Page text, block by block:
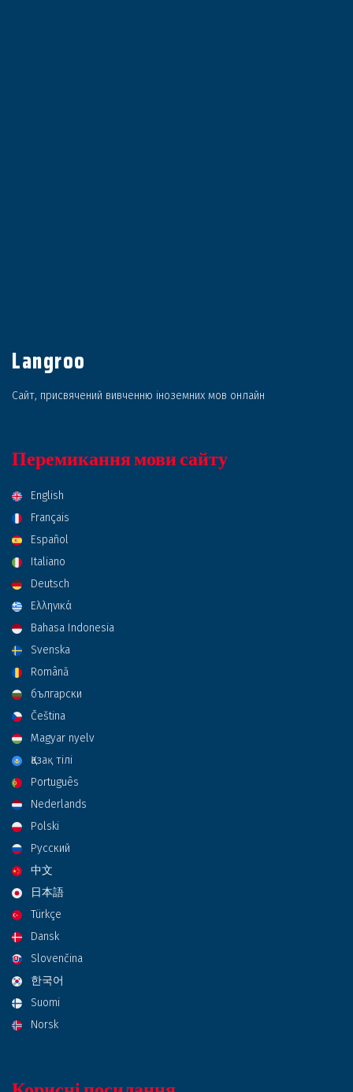
Langroo
Сайт, присвячений вивченню іноземних мов онлайн
Перемикання мови сайту
English
Français
Español
Italiano
Deutsch
Ελληνικά
Bahasa Indonesia
Svenska
Română
български
Čeština
Magyar nyelv
Қазақ тілі
Português
Nederlands
Polski
Русский
中文
日本語
Türkçe
Dansk
Slovenčina
한국어
Suomi
Norsk